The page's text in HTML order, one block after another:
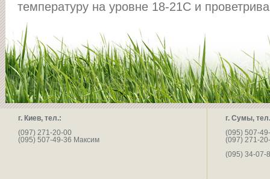
температуру на уровне 18-21С и
г. Киев, тел.:
(097) 271-20-00
(095) 507-49-36 Максим
г. Сумы,
(095) 507-
(097) 271-
(095) 34-07-